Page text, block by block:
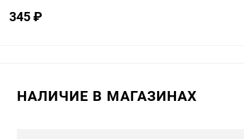
345 ₽
НАЛИЧИЕ В МАГАЗИНАХ